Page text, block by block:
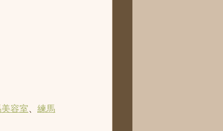
容室、 練馬